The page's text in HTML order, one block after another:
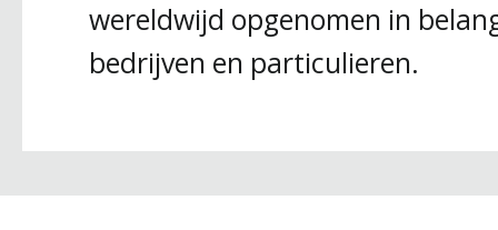
wereldwijd opgenomen in
bedrijven en particulieren.